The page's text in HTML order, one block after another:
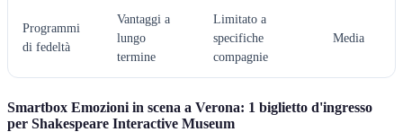
Programmi
di fedeltà
Vantaggi a
lungo
termine
Limitato a
specifiche
compagnie
Media
Smartbox Emozioni in scena a Verona: 1 biglietto d'ingresso
per Shakespeare Interactive Museum